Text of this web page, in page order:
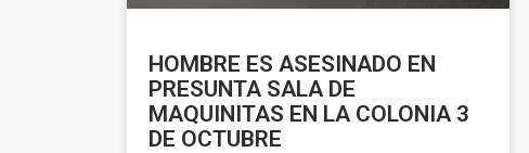
HOMBRE ES ASESINADO EN
PRESUNTA SALA DE
MAQUINITAS EN LA COLONIA 3
DE OCTUBRE